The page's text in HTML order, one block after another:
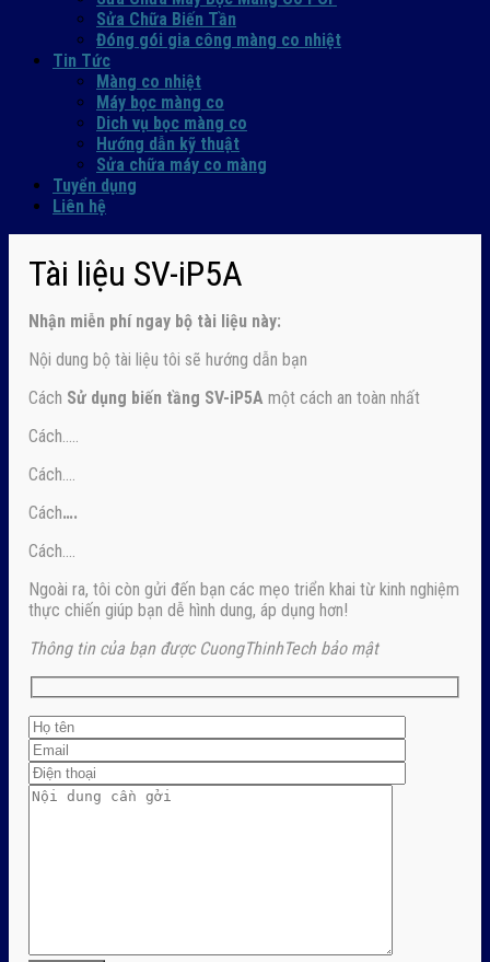
Sửa Chữa Biến Tần
Đóng gói gia công màng co nhiệt
Tin Tức
Màng co nhiệt
Máy bọc màng co
Dich vụ bọc màng co
Hướng dẫn kỹ thuật
Sửa chữa máy co màng
Tuyển dụng
Liên hệ
Tài liệu SV-iP5A
Nhận miễn phí ngay bộ tài liệu này:
Nội dung bộ tài liệu tôi sẽ hướng dẫn bạn
Cách Sử dụng biến tầng SV-iP5A một cách an toàn nhất
Cách…..
Cách….
Cách….
Cách….
Ngoài ra, tôi còn gửi đến bạn các mẹo triển khai từ kinh nghiệm
thực chiến giúp bạn dễ hình dung, áp dụng hơn!
Thông tin của bạn được CuongThinhTech bảo mật